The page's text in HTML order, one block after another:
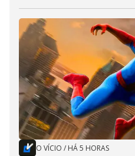
O VÍCIO / HÁ 5 HORAS